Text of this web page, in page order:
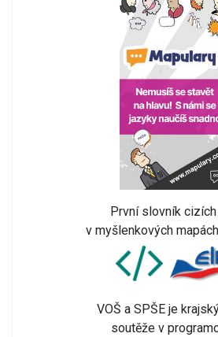
První slovník
v myšlenkových
VOŠ a SPŠE je
soutěže v